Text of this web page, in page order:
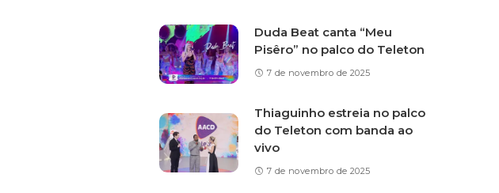
Duda Beat canta “Meu
Pisêro” no palco do Teleton
7 de novembro de 2025
Thiaguinho estreia no palco
do Teleton com banda ao
vivo
7 de novembro de 2025